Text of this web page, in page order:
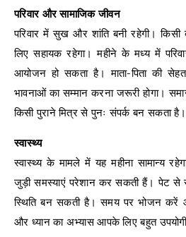
परिवार और सामाजिक जीवन
परिवार में सुख और शांति बनी रहेगी।
लिए सहायक रहेगा। महीने के मध्य में
आयोजन हो सकता है। माता-पिता की
भावनाओं का सम्मान करना जरूरी होगा।
किसी पुराने मित्र से पुनः संपर्क बन सकता है।
स्वास्थ्य
स्वास्थ्य के मामले में यह महीना सामान्य
जुड़ी समस्याएं परेशान कर सकती हैं। पेट से
स्थिति बन सकती है। समय पर भोजन
और ध्यान का अभ्यास आपके लिए बहुत